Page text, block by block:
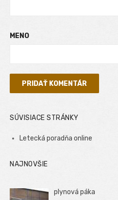
MENO
SÚVISIACE STRÁNKY
Letecká poradňa online
NAJNOVŠIE
plynová páka